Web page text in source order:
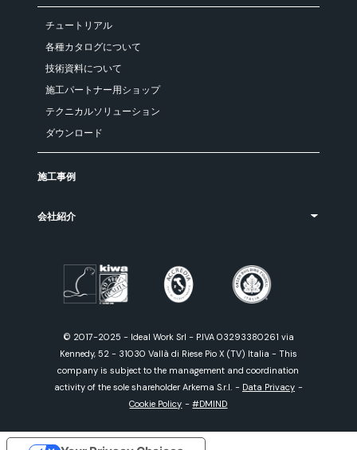
チュートリアル
各種カタログについて
技術資料について
施工パートナー用ショップ
テクニカルソリューション
ダウンロード
施工事例
会社紹介
© 2017-2025 - Ideal Work Srl - P.IVA 03293380261 via
Kennedy, 52 - 31030 Vallà di Riese Pio X (TV) Italia - This
company is subject to the management and coordination
activity of the sole shareholder Arkema S.r.l. - Data Privacy -
Cookie Policy -#DMIND